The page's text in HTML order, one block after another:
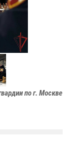
по г. Москве